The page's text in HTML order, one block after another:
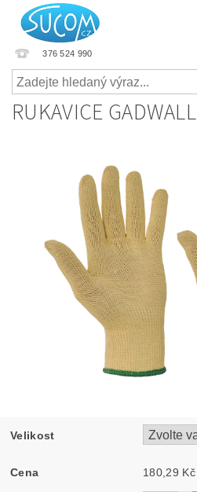
376 524 990
RUKAVICE GADWALL
Velikost
Cena